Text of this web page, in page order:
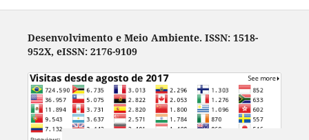
Desenvolvimento e Meio Ambiente. ISSN: 1518-
952X, eISSN: 2176-9109